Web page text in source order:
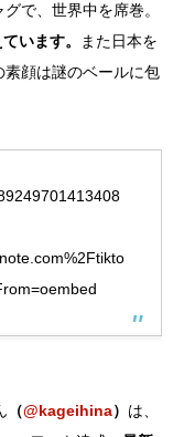
で、世界中を席巻。
います。
また日本を
顔は謎のベールに包
（@kageihina） は、